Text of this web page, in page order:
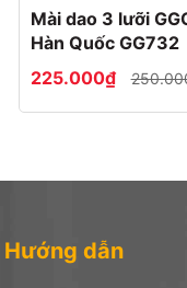
Mài dao 3 lưỡi
Hàn Quốc GG732
225.000₫
Hướng dẫn